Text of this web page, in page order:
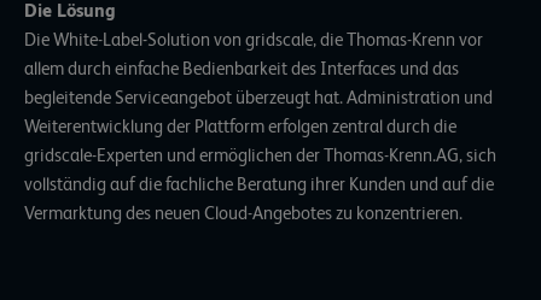
Die Lösung
DieWhite-Label-Solution von gridscale, die Thomas-Krenn vor
allem durch einfache Bedienbarkeit des Interfaces und das
begleitende Serviceangebot überzeugt hat. Administration und
Weiterentwicklung der Plattform erfolgen zentral durch die
gridscale-Experten und ermöglichen der Thomas-Krenn.AG, sich
vollständig auf die fachliche Beratung ihrer Kunden und auf die
Vermarktung des neuen Cloud-Angebotes zu konzentrieren.